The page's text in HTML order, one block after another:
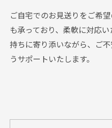
ご自宅でのお見送りをご希
も承っており、柔軟に対応
持ちに寄り添いながら、ご
うサポートいたします。